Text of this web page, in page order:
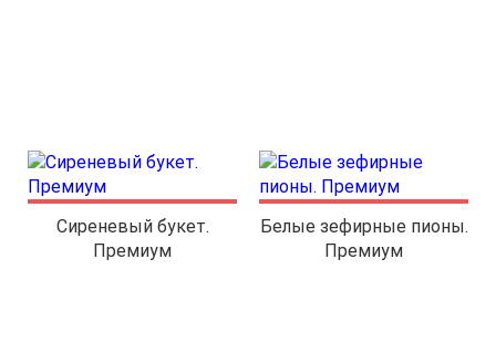
Сиреневый букет.
Премиум
Белые зефирные пионы.
Премиум